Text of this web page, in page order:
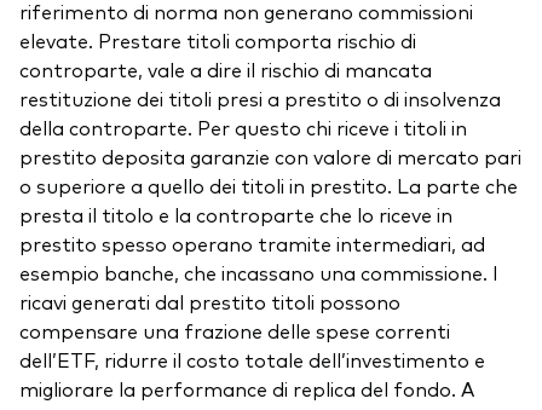
riferimento di norma non generano commissioni
elevate. Prestare titoli comporta rischio di
controparte, vale a dire il rischio di mancata
restituzione dei titoli presi a prestito o di insolvenza
della controparte. Per questo chi riceve i titoli in
prestito deposita garanzie con valore di mercato pari
o superiore a quello dei titoli in prestito. La parte che
presta il titolo e la controparte che lo riceve in
prestito spesso operano tramite intermediari, ad
esempio banche, che incassano una commissione. I
ricavi generati dal prestito titoli possono
compensare una frazione delle spese correnti
dell’ETF, ridurre il costo totale dell’investimento e
migliorare la performance di replica del fondo. A